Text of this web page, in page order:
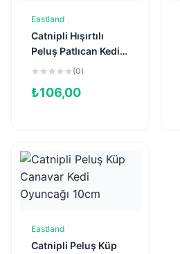
Sepete Ekle
Eastland
Catnipli Hışırtılı
Peluş Patlıcan Kedi
Oyuncağı 13cm
(0)
₺106,00
Sepete Ekle
Eastland
Catnipli Peluş Küp